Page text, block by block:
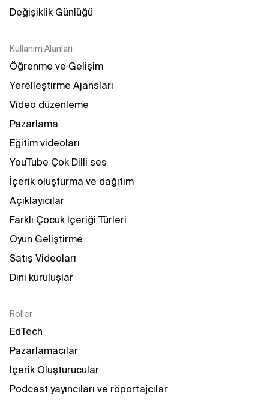
Değişiklik Günlüğü
Kullanım Alanları
Öğrenme ve Gelişim
Yerelleştirme Ajansları
Video düzenleme
Pazarlama
Eğitim videoları
YouTube Çok Dilli ses
İçerik oluşturma ve dağıtım
Açıklayıcılar
Farklı Çocuk İçeriği Türleri
Oyun Geliştirme
Satış Videoları
Dini kuruluşlar
Roller
EdTech
Pazarlamacılar
İçerik Oluşturucular
Podcast yayıncıları ve röportajcılar